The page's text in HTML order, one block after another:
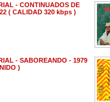
- CONTINUADOS DE
( CALIDAD 320 kbps )
- SABOREANDO - 1979
)